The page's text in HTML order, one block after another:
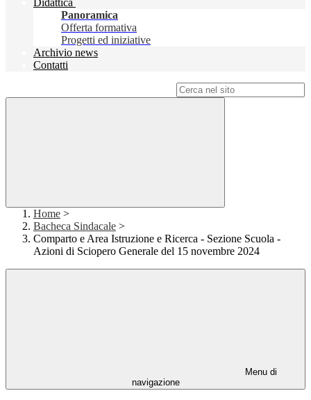
Didattica
Panoramica
Offerta formativa
Progetti ed iniziative
Archivio news
Contatti
Home >
Bacheca Sindacale >
Comparto e Area Istruzione e Ricerca - Sezione Scuola -
Azioni di Sciopero Generale del 15 novembre 2024
Menu di
navigazione